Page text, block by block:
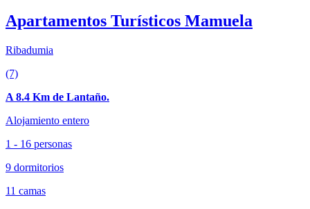
Apartamentos Turísticos Mamuela
Ribadumia
(7)
A 8.4 Km de Lantaño.
Alojamiento entero
1 - 16 personas
9 dormitorios
11 camas